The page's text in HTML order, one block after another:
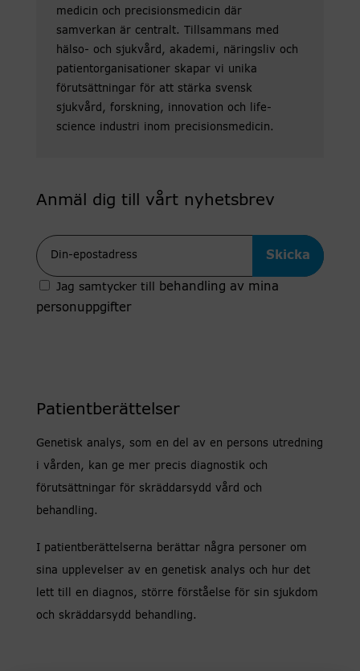
medicin och precisionsmedicin där
samverkan är centralt. Tillsammans med
hälso- och sjukvård, akademi, näringsliv och
patientorganisationer skapar vi unika
förutsättningar för att stärka svensk
sjukvård, forskning, innovation och life-
science industri inom precisionsmedicin.
Anmäl dig till vårt nyhetsbrev
Epost
Jag samtycker till
behandling av mina
personuppgifter
Patientberättelser
Genetisk analys, som en del av en persons utredning
i vården, kan ge mer precis diagnostik och
förutsättningar för skräddarsydd vård och
behandling.
I patientberättelserna berättar några personer om
sina upplevelser av en genetisk analys och hur det
lett till en diagnos, större förståelse för sin sjukdom
och skräddarsydd behandling.